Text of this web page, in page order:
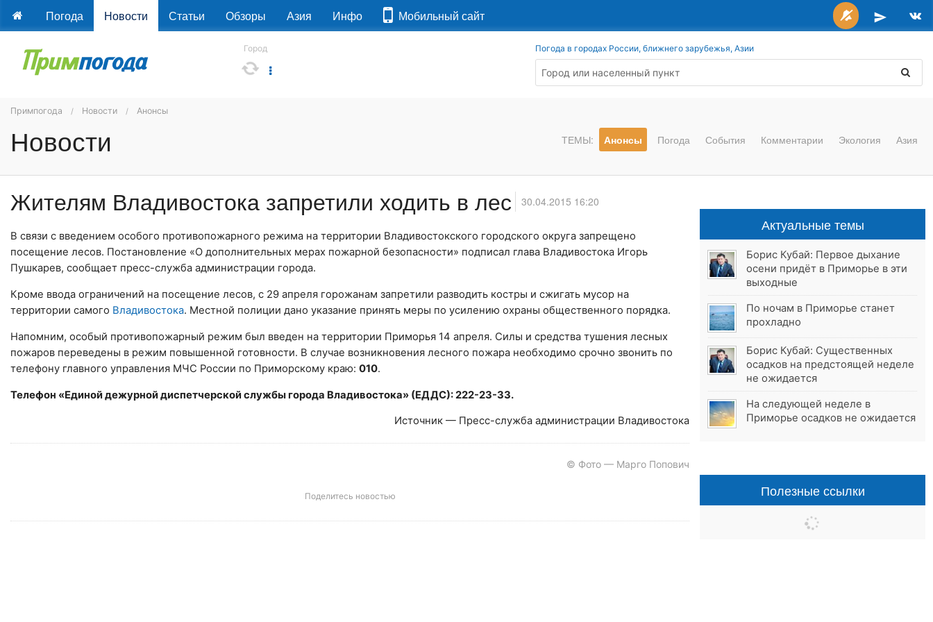
Погода Новости Статьи Обзоры Азия Инфо Мобильный сайт
Город Погода в городах России, ближнего зарубежья, Азии
Примпогода Новости Анонсы
Новости ТЕМЫ: Анонсы Погода События Комментарии Экология Азия
Жителям Владивостока запретили ходить в лес 30.04.2015 16:20
В связи с введением особого противопожарного режима на территории Владивостокского городского округа запрещено
посещение лесов. Постановление «О дополнительных мерах пожарной безопасности» подписал глава Владивостока Игорь
Пушкарев, сообщает пресс-служба администрации города.
Кроме ввода ограничений на посещение лесов, с 29 апреля горожанам запретили разводить костры и сжигать мусор на
территории самого Владивостока. Местной полиции дано указание принять меры по усилению охраны общественного порядка.
Напомним, особый противопожарный режим был введен на территории Приморья 14 апреля. Силы и средства тушения лесных
пожаров переведены в режим повышенной готовности. В случае возникновения лесного пожара необходимо срочно звонить по
телефону главного управления МЧС России по Приморскому краю: 010.
Телефон «Единой дежурной диспетчерской службы города Владивостока» (ЕДДС): 222-23-33.
Источник — Пресс-служба администрации Владивостока
© Фото — Марго Попович
Поделитесь новостью
Актуальные темы
Борис Кубай: Первое дыхание
осени придёт в Приморье в эти
выходные
По ночам в Приморье станет
прохладно
Борис Кубай: Существенных
осадков на предстоящей неделе
не ожидается
На следующей неделе в
Приморье осадков не ожидается
Полезные ссылки